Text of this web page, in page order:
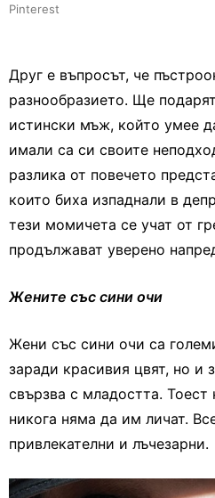
Pinterest
Друг е въпросът, че
разнообразието. Ще
истински мъж, който умее
имали са си своите
разлика от повечето
които биха изпаднали в
тези момичета се учат от
продължават уверено
Жените със сини очи
Жени със сини очи са
заради красивия цвят, но и
свързва с младостта. Тоест
никога няма да им личат.
привлекателни и лъчезарни.